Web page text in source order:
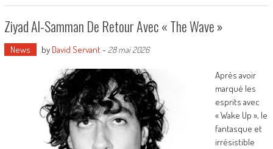
Ziyad Al-Samman De Retour Avec « The Wave »
News by David Servant- 28 mai 2026
Après avoir
marqué les
esprits avec
« Wake Up », le
fantasque et
irrésistible